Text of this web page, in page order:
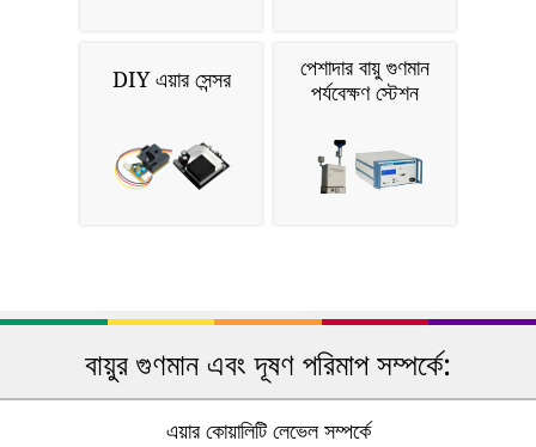
DIY এয়ার সেন্সর
পেশাদার বায়ু গুণমান
পর্যবেক্ষণ স্টেশন
বায়ুর গুণমান এবং দূষণ পরিমাপ সম্পর্কে:
এয়ার কোয়ালিটি লেভেল সম্পর্কে